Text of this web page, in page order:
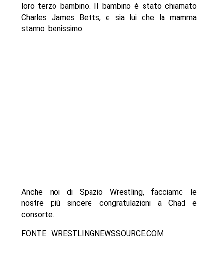
loro terzo bambino. Il bambino è stato chiamato
Charles James Betts, e sia lui che la mamma
stanno benissimo.
Anche noi di Spazio Wrestling, facciamo le
nostre più sincere congratulazioni a Chad e
consorte.
FONTE: WRESTLINGNEWSSOURCE.COM